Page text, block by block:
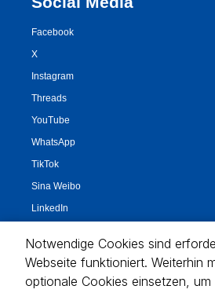
Notwendige Cookies sind
Webseite funktioniert. Weiterhin
optionale Cookies einsetzen, um